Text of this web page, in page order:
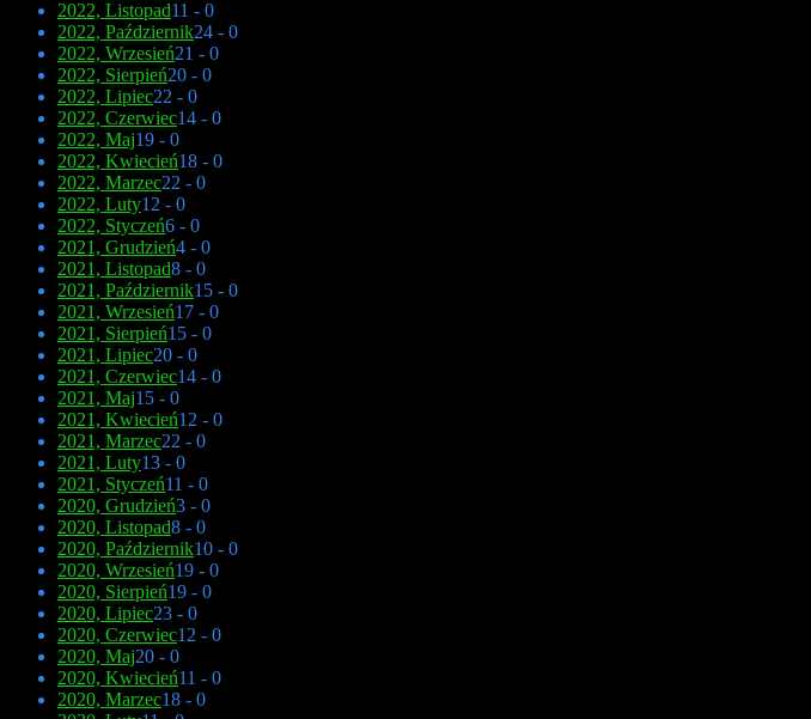
2022, Listopad11 - 0
2022, Październik24 - 0
2022, Wrzesień21 - 0
2022, Sierpień20 - 0
2022, Lipiec22 - 0
2022, Czerwiec14 - 0
2022, Maj19 - 0
2022, Kwiecień18 - 0
2022, Marzec22 - 0
2022, Luty12 - 0
2022, Styczeń6 - 0
2021, Grudzień4 - 0
2021, Listopad8 - 0
2021, Październik15 - 0
2021, Wrzesień17 - 0
2021, Sierpień15 - 0
2021, Lipiec20 - 0
2021, Czerwiec14 - 0
2021, Maj15 - 0
2021, Kwiecień12 - 0
2021, Marzec22 - 0
2021, Luty13 - 0
2021, Styczeń11 - 0
2020, Grudzień3 - 0
2020, Listopad8 - 0
2020, Październik10 - 0
2020, Wrzesień19 - 0
2020, Sierpień19 - 0
2020, Lipiec23 - 0
2020, Czerwiec12 - 0
2020, Maj20 - 0
2020, Kwiecień11 - 0
2020, Marzec18 - 0